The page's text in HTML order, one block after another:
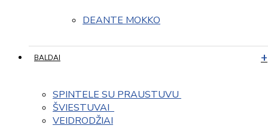
DEANTE MOKKO
BALDAI
SPINTELE SU PRAUSTUVU
ŠVIESTUVAI
VEIDRODŽIAI